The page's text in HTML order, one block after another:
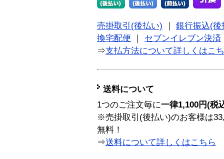
売掛取引(後払い)
銀行振込(後
換宅配便
セブンイレブン決済
⇒支払方法について詳しくはこ
送料について
1つのご注文毎に一律1,100円(税
※売掛取引(後払い)のお客様は
無料！
⇒送料について詳しくはこちら